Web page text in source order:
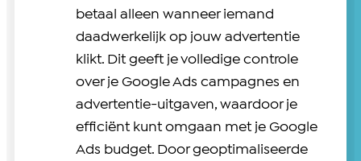
betaal alleen wanneer iemand
daadwerkelijk op jouw advertentie
klikt. Dit geeft je volledige controle
over je Google Ads campagnes en
advertentie-uitgaven, waardoor je
efficiënt kunt omgaan met je Google
Ads budget. Door geoptimaliseerde